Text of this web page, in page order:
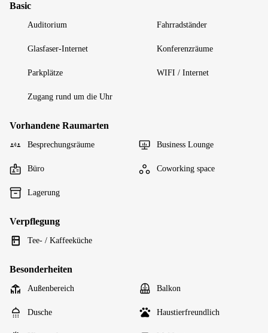
Basic
Auditorium Fahrradständer
Glasfaser-Internet Konferenzräume
Parkplätze WIFI / Internet
Zugang rund um die Uhr
Vorhandene Raumarten
Besprechungsräume Business Lounge
Büro Coworking space
Lagerung
Verpflegung
Tee- / Kaffeeküche
Besonderheiten
Außenbereich Balkon
Dusche Haustierfreundlich